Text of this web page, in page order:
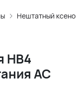
Нештатный
HВ4
АС